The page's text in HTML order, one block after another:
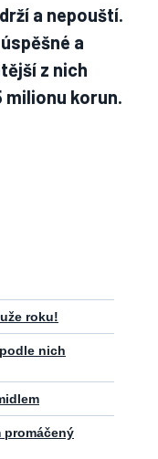
a nepouští.
a
z nich
milionu korun.
roku!
nich
promáčený